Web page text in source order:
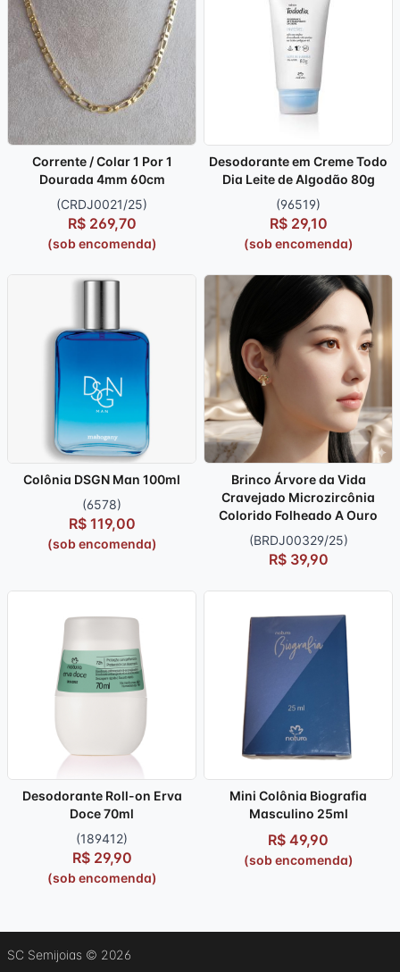
Corrente / Colar 1 Por 1
Dourada 4mm 60cm
(CRDJ0021/25)
R$ 269,70
(sob encomenda)
Desodorante em Creme Todo
Dia Leite de Algodão 80g
(96519)
R$ 29,10
(sob encomenda)
Colônia DSGN Man 100ml
(6578)
R$ 119,00
(sob encomenda)
Brinco Árvore da Vida
Cravejado Microzircônia
Colorido Folheado A Ouro
(BRDJ00329/25)
R$ 39,90
Desodorante Roll-on Erva
Doce 70ml
(189412)
R$ 29,90
(sob encomenda)
Mini Colônia Biografia
Masculino 25ml
R$ 49,90
(sob encomenda)
SC Semijoias © 2026